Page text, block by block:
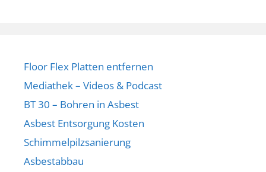
Floor Flex Platten entfernen
Mediathek – Videos & Podcast
BT 30 – Bohren in Asbest
Asbest Entsorgung Kosten
Schimmelpilzsanierung
Asbestabbau